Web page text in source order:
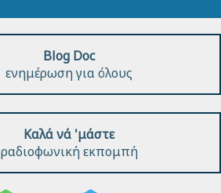
Blog Doc
ενημέρωση για όλους
Καλά νά 'μάστε
ραδιοφωνική εκπομπή